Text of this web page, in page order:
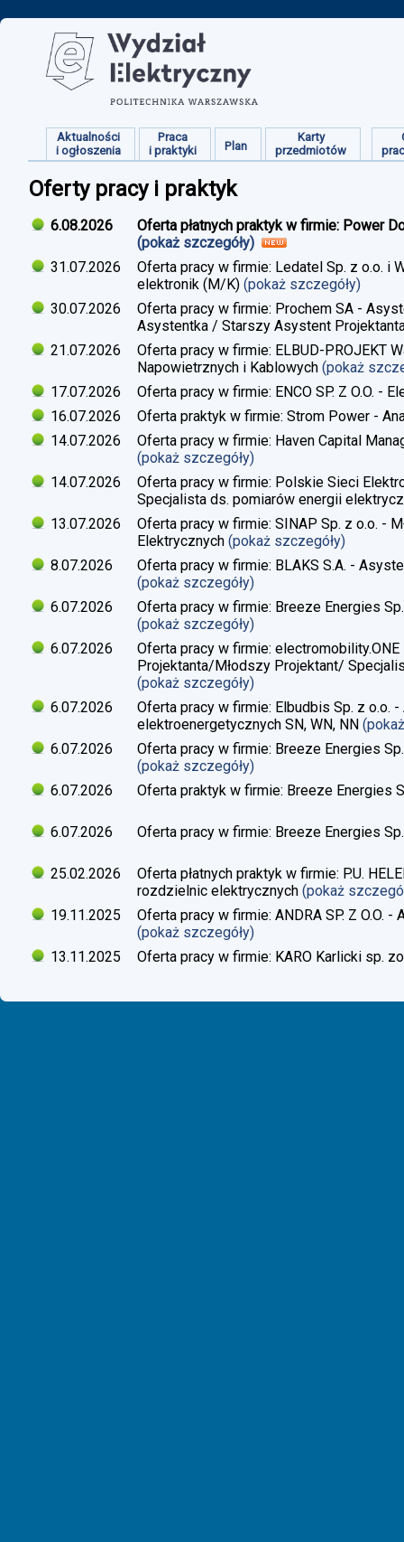
Aktualności
i ogłoszenia
Praca
i praktyki
Plan
Karty
przedmiotów
Oferty pracy i praktyk
6.08.2026
Oferta płatnych praktyk w firmie: Power
(pokaż szczegóły)
31.07.2026
Oferta pracy w firmie: Ledatel Sp. z o.o. i
elektronik (M/K) (pokaż szczegóły)
30.07.2026
Oferta pracy w firmie: Prochem SA -
Asystentka / Starszy Asystent
21.07.2026
Oferta pracy w firmie: ELBUD-PROJEKT
Napowietrznych i Kablowych (pokaż
17.07.2026
Oferta pracy w firmie: ENCO SP. Z O.O. -
16.07.2026
Oferta praktyk w firmie: Strom Power -
14.07.2026
Oferta pracy w firmie: Haven Capital
(pokaż szczegóły)
14.07.2026
Oferta pracy w firmie: Polskie Sieci
Specjalista ds. pomiarów energii
13.07.2026
Oferta pracy w firmie: SINAP Sp. z o.o. -
Elektrycznych (pokaż szczegóły)
8.07.2026
Oferta pracy w firmie: BLAKS S.A. -
(pokaż szczegóły)
6.07.2026
Oferta pracy w firmie: Breeze Energies
(pokaż szczegóły)
6.07.2026
Oferta pracy w firmie:
Projektanta/Młodszy Projektant/
(pokaż szczegóły)
6.07.2026
Oferta pracy w firmie: Elbudbis Sp. z
elektroenergetycznych SN, WN, NN
6.07.2026
Oferta pracy w firmie: Breeze Energies
(pokaż szczegóły)
6.07.2026
Oferta praktyk w firmie: Breeze Energies
6.07.2026 Oferta pracy w firmie: Breeze Energies
25.02.2026
Oferta płatnych praktyk w firmie: P.U.
rozdzielnic elektrycznych (pokaż
19.11.2025
Oferta pracy w firmie: ANDRA SP. Z O.O.
(pokaż szczegóły)
13.11.2025
Oferta pracy w firmie: KARO Karlicki sp.